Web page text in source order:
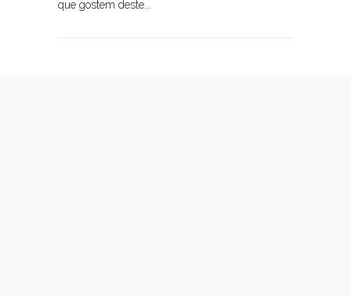
que gostem deste...